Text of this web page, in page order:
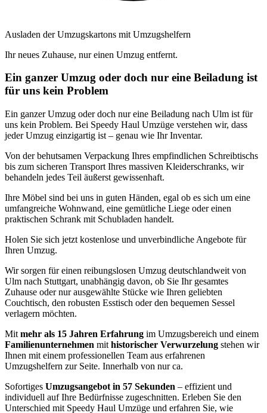
Ausladen der Umzugskartons mit Umzugshelfern
Ihr neues Zuhause, nur einen Umzug entfernt.
Ein ganzer Umzug oder doch nur eine Beiladung ist
für uns kein Problem
Ein ganzer Umzug oder doch nur eine Beiladung nach Ulm ist für
uns kein Problem. Bei Speedy Haul Umzüge verstehen wir, dass
jeder Umzug einzigartig ist – genau wie Ihr Inventar.
Von der behutsamen Verpackung Ihres empfindlichen Schreibtischs
bis zum sicheren Transport Ihres massiven Kleiderschranks, wir
behandeln jedes Teil äußerst gewissenhaft.
Ihre Möbel sind bei uns in guten Händen, egal ob es sich um eine
umfangreiche Wohnwand, eine gemütliche Liege oder einen
praktischen Schrank mit Schubladen handelt.
Holen Sie sich jetzt kostenlose und unverbindliche Angebote für
Ihren Umzug.
Wir sorgen für einen reibungslosen Umzug deutschlandweit von
Ulm nach Stuttgart, unabhängig davon, ob Sie Ihr gesamtes
Zuhause oder nur ausgewählte Stücke wie Ihren geliebten
Couchtisch, den robusten Esstisch oder den bequemen Sessel
verlagern möchten.
Mit mehr als 15 Jahren Erfahrung im Umzugsbereich und einem
Familienunternehmen mit historischer Verwurzelung stehen wir
Ihnen mit einem professionellen Team aus erfahrenen
Umzugshelfern zur Seite. Innerhalb von nur ca.
Sofortiges Umzugsangebot in 57 Sekunden – effizient und
individuell auf Ihre Bedürfnisse zugeschnitten. Erleben Sie den
Unterschied mit Speedy Haul Umzüge und erfahren Sie, wie